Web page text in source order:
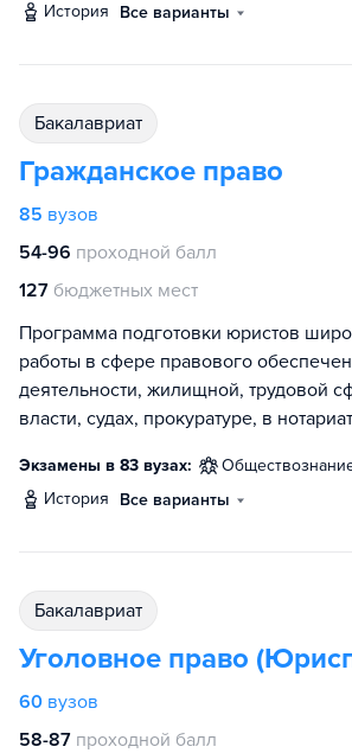
история
Все варианты
бакалавриат
Гражданское право
85 вузов
54-96 проходной балл
127 бюджетных мест
Программа подготовки юристов
работы в сфере правового
деятельности, жилищной, трудовой
власти, судах, прокуратуре, в
Экзамены в 83 вузах:
история
Все варианты
бакалавриат
Уголовное право
60 вузов
58-87 проходной балл